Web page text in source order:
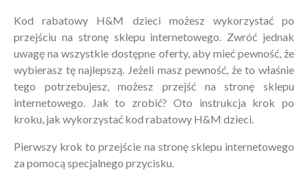
Kod rabatowy H&M dzieci możesz wykorzystać po
przejściu na stronę sklepu internetowego. Zwróć jednak
uwagę na wszystkie dostępne oferty, aby mieć pewność, że
wybierasz tę najlepszą. Jeżeli masz pewność, że to właśnie
tego potrzebujesz, możesz przejść na stronę sklepu
internetowego. Jak to zrobić? Oto instrukcja krok po
kroku, jak wykorzystać kod rabatowy H&M dzieci.
Pierwszy krok to przejście na stronę sklepu internetowego
za pomocą specjalnego przycisku.